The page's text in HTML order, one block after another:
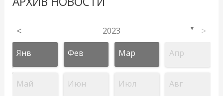
< 2023 ▼ >
Янв Фев Мар Апр
Май Июн Июл Авг